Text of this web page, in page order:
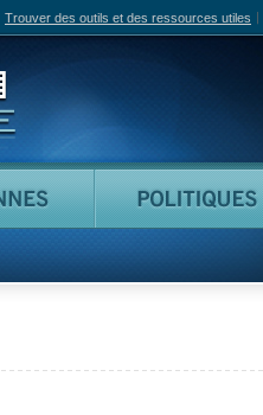
Trouver des outils et des ressources utiles
Canadian Film Online
Personnes